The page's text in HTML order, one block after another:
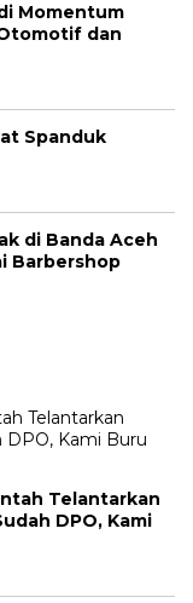
Momentum
dan
Spanduk
di Banda Aceh
Barbershop
Telantarkan
DPO, Kami